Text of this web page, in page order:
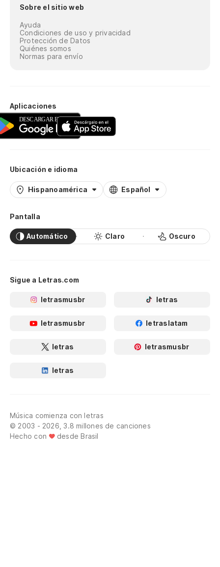
Sobre el sitio web
Ayuda
Condiciones de uso y privacidad
Protección de Datos
Quiénes somos
Normas para envío
Aplicaciones
Ubicación e idioma
Hispanoamérica Español
Pantalla
Automático Claro Oscuro
Sigue a Letras.com
letrasmusbr letras
letrasmusbr letraslatam
letras letrasmusbr
letras
Música comienza con letras
© 2003 - 2026, 3.8 millones de canciones
Hecho con
desde Brasil